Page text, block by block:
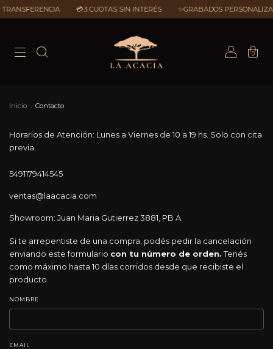
💳3 CUOTAS SIN INTERÉS ✨GRABADOS
0
Inicio . Contacto
Horarios de Atención: Lunes a Viernes de 10 a 19 hs. Solo con cita
previa.
5491179414545
ventas@laacacia.com
Showroom: Juan Maria Gutierrez 3881, PB A
Si te arrepentiste de una compra, podés pedir la cancelación
enviando este formulario con tu número de orden.Tenés
como máximo hasta 10 días corridos desde que recibiste el
producto.
NOMBRE
EMAIL